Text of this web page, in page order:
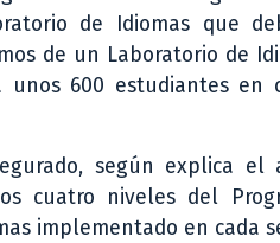
de Idiomas que
de un Laboratorio de
600 estudiantes en
según explica el
cuatro niveles del
implementado en cada